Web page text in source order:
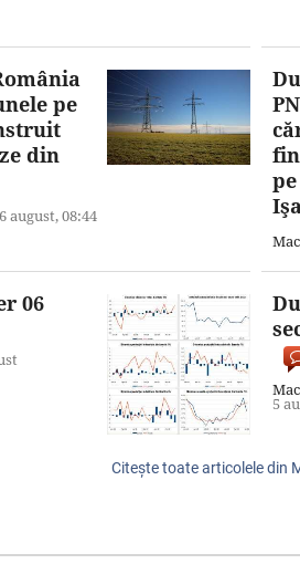
pe
din
6 august,08:44
06
5
Citeşte toate articolele din